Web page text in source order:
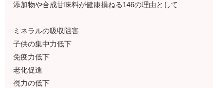
添加物や合成甘味料が健康損ねる146の理由として
ミネラルの吸収阻害
子供の集中力低下
免疫力低下
老化促進
視力の低下